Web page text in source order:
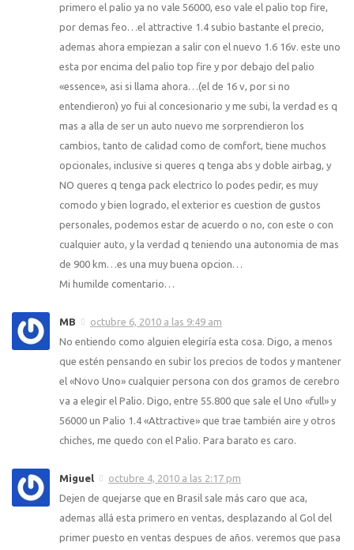
primero el palio ya no vale 56000, eso vale el palio top fire,
por demas feo…el attractive 1.4 subio bastante el precio,
ademas ahora empiezan a salir con el nuevo 1.6 16v. este uno
esta por encima del palio top fire y por debajo del palio
«essence», asi si llama ahora…(el de 16 v, por si no
entendieron) yo fui al concesionario y me subi, la verdad es q
mas a alla de ser un auto nuevo me sorprendieron los
cambios, tanto de calidad como de comfort, tiene muchos
opcionales, inclusive si queres q tenga abs y doble airbag, y
NO queres q tenga pack electrico lo podes pedir, es muy
comodo y bien logrado, el exterior es cuestion de gustos
personales, podemos estar de acuerdo o no, con este o con
cualquier auto, y la verdad q teniendo una autonomia de mas
de 900 km…es una muy buena opcion…
Mi humilde comentario…
MB
octubre 6, 2010 a las 9:49 am
No entiendo como alguien elegiría esta cosa. Digo, a menos
que estén pensando en subir los precios de todos y mantener
el «Novo Uno» cualquier persona con dos gramos de cerebro
va a elegir el Palio. Digo, entre 55.800 que sale el Uno «full» y
56000 un Palio 1.4 «Attractive» que trae también aire y otros
chiches, me quedo con el Palio. Para barato es caro.
Miguel
octubre 4, 2010 a las 2:17 pm
Dejen de quejarse que en Brasil sale más caro que aca,
ademas allá esta primero en ventas, desplazando al Gol del
primer puesto en ventas despues de años. veremos que pasa